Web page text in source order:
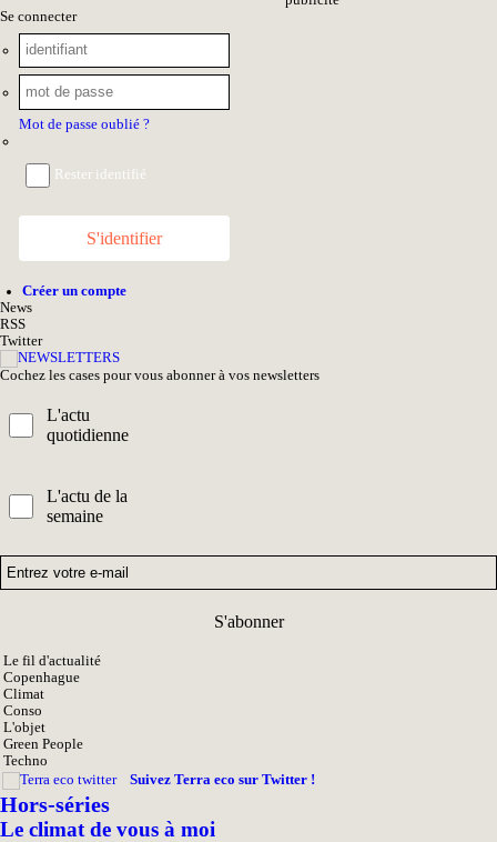
Se connecter
Mot de passe oublié ?
Rester identifié
S'identifier
Créer un compte
News
RSS
Twitter
Cochez les cases pour vous abonner à vos newsletters
L'actu
quotidienne
L'actu de la
semaine
S'abonner
Le fil d'actualité
Copenhague
Climat
Conso
L'objet
Green People
Techno
Suivez Terra eco sur Twitter !
Hors-séries
Le climat de vous à moi